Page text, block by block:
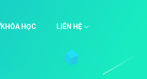
KHÓA HỌC LIÊN HỆ